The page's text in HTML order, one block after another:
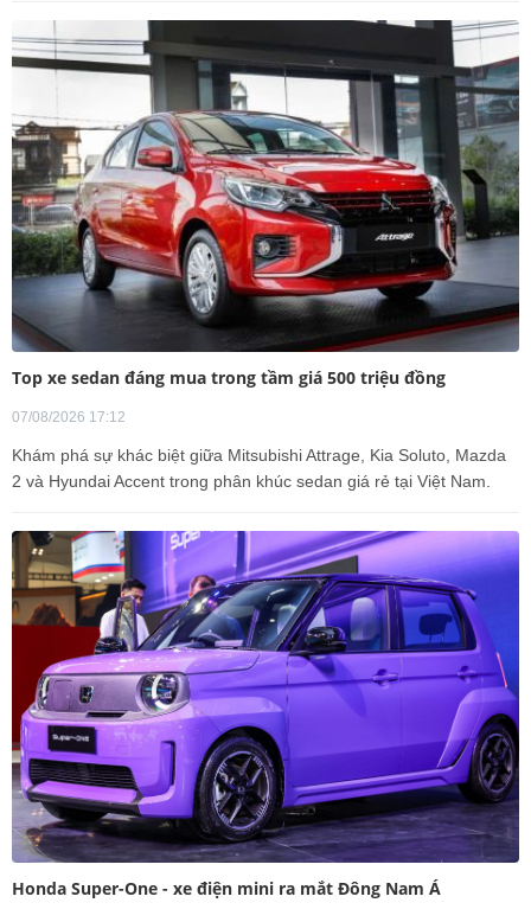
Top xe sedan đáng mua trong tầm giá 500 triệu đồng
07/08/2026 17:12
Khám phá sự khác biệt giữa Mitsubishi Attrage, Kia Soluto, Mazda
2 và Hyundai Accent trong phân khúc sedan giá rẻ tại Việt Nam.
Honda Super-One - xe điện mini ra mắt Đông Nam Á